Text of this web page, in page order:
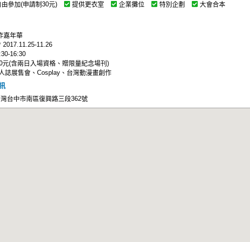
參加(申請制30元) 提供更衣室 企業攤位 特別企劃 大會合本
嘉年華
2017.11.25-11.26
16:30
元(含兩日入場資格、贈限量紀念場刊)
誌展售會、Cosplay、台灣動漫畫創作
台中市南區復興路三段362號